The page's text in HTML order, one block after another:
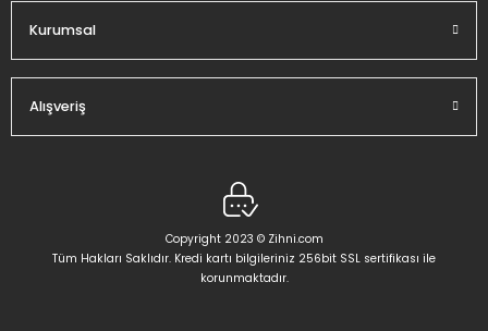
Kurumsal
Alışveriş
Copyright 2023 © Zihni.com
Tüm Hakları Saklıdır. Kredi kartı bilgileriniz 256bit SSL sertifikası ile
korunmaktadır.